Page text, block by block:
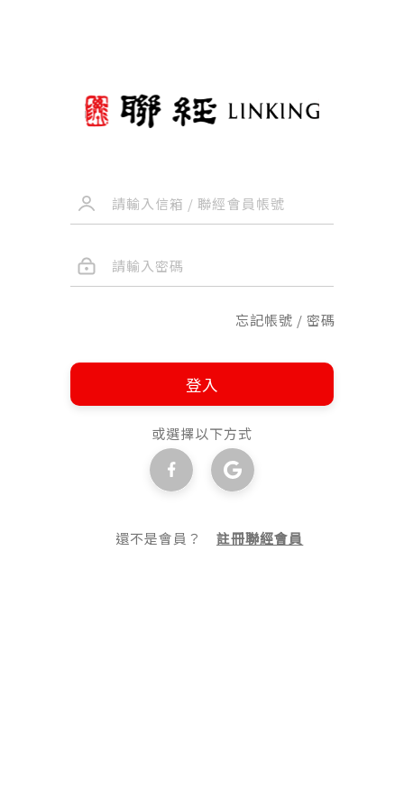
忘記帳號 / 密碼
登入
或選擇以下方式
還不是會員？註冊聯經會員